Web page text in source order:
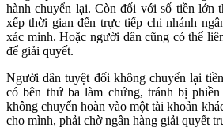
hành chuyển lại. Còn đối với số tiền lớn
xếp thời gian đến trực tiếp chi nhánh
xác minh. Hoặc người dân cũng có thể
để giải quyết.
Người dân tuyệt đối không chuyển lại
có bên thứ ba làm chứng, tránh bị
không chuyển hoàn vào một tài khoản
cho mình, phải chờ ngân hàng giải quyết